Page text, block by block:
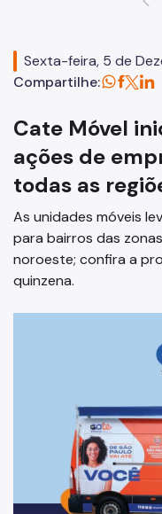
Mãos e Mentes
SP Coopera
Programa Fashion
Vitalidade+ SP
MEI -
Programa Cozinha
Programa Tem Saída
Programa Bolsa
Programa Operação
Coordenadoria de
Sexta-feira, 5 de
Compartilhe:
Cate Móvel
ações de
todas as
As unidades móveis
para bairros das
noroeste; confira a
quinzena.